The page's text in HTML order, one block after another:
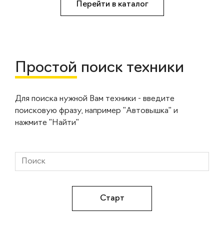
Перейти в каталог
Простой поиск техники
Для поиска нужной Вам техники - введите
поисковую фразу, например "Автовышка" и
нажмите "Найти"